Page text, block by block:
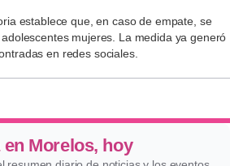
establece que, en caso de empate, se
mujeres. La medida ya generó
en redes sociales.
Morelos, hoy